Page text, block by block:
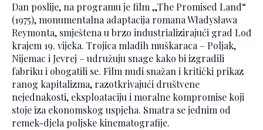
Dan poslije, na programu je film „The Promised Land“
(1975), monumentalna adaptacija romana Władysława
Reymonta, smještena u brzo industrializirajući grad Lođ
krajem 19. vijeka. Trojica mladih muškaraca – Poljak,
Nijemac i Jevrej – udružuju snage kako bi izgradili
fabriku i obogatili se. Film nudi snažan i kritički prikaz
ranog kapitalizma, razotkrivajući društvene
nejednakosti, eksploataciju i moralne kompromise koji
stoje iza ekonomskog uspjeha. Smatra se jednim od
remek-djela poljske kinematografije.